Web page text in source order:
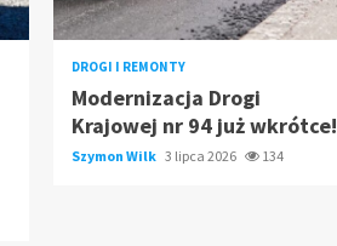
DROGI I REMONTY
Modernizacja Drogi
Krajowej nr 94 już wkrótce!
Szymon Wilk 3 lipca 2026 134